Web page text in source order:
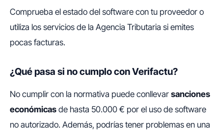
Comprueba el estado del software con tu proveedor o
utiliza los servicios de la Agencia Tributaria si emites
pocas facturas.
¿Qué pasa si no cumplo con Verifactu?
No cumplir con la normativa puede conllevar sanciones
económicas de hasta 50.000 € por el uso de software
no autorizado. Además, podrías tener problemas en una